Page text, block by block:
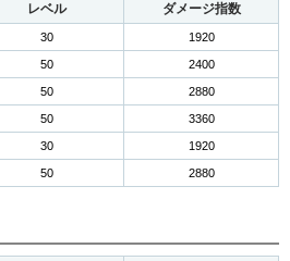
レベル ダメージ指数
30 1920
50 2400
50 2880
50 3360
30 1920
50 2880